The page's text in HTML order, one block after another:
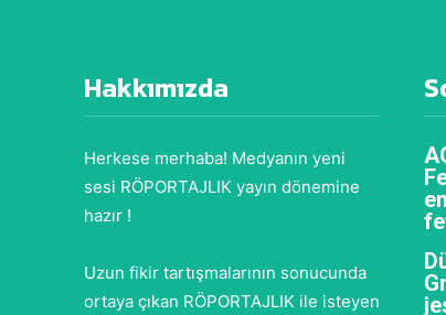
Hakkımızda
Herkese merhaba! Medyanın yeni
sesi RÖPORTAJLIK yayın dönemine
hazır !
Uzun fikir tartışmalarının sonucunda
ortaya çıkan RÖPORTAJLIK ile isteyen